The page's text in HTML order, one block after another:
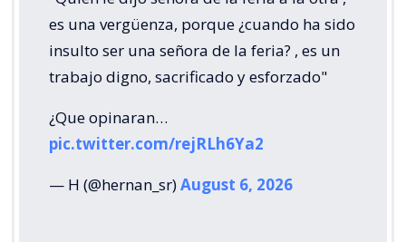
es una vergüenza, porque ¿cuando ha sido
insulto ser una señora de la feria? , es un
trabajo digno, sacrificado y esforzado"
¿Que opinaran…
pic.twitter.com/rejRLh6Ya2
— H (@hernan_sr)August 6, 2026